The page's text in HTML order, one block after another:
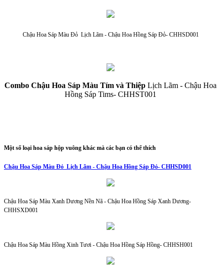
Chậu Hoa Sáp Màu Đỏ Lịch Lãm - Chậu Hoa Hồng Sáp Đỏ- CHHSD001
Combo Chậu Hoa Sáp Màu Tím và Thiệp Lịch Lãm - Chậu Hoa
Hồng Sáp Tims- CHHST001
Một số loại hoa sáp hộp vuông khác mà các bạn có thể thích
Chậu Hoa Sáp Màu Đỏ Lịch Lãm - Chậu Hoa Hồng Sáp Đỏ- CHHSD001
Chậu Hoa Sáp Màu Xanh Dương Nền Nã - Chậu Hoa Hồng Sáp Xanh Dương-
CHHSXD001
Chậu Hoa Sáp Màu Hồng Xinh Tươi - Chậu Hoa Hồng Sáp Hồng- CHHSH001